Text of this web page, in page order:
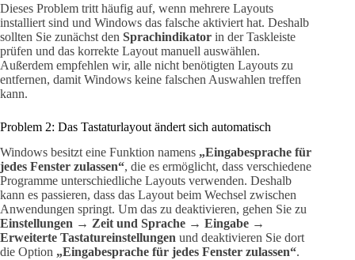
Dieses Problem tritt häufig auf, wenn mehrere Layouts
installiert sind und Windows das falsche aktiviert hat. Deshalb
sollten Sie zunächst den Sprachindikator in der Taskleiste
prüfen und das korrekte Layout manuell auswählen.
Außerdem empfehlen wir, alle nicht benötigten Layouts zu
entfernen, damit Windows keine falschen Auswahlen treffen
kann.
Problem 2: Das Tastaturlayout ändert sich automatisch
Windows besitzt eine Funktion namens „Eingabesprache für
jedes Fenster zulassen“, die es ermöglicht, dass verschiedene
Programme unterschiedliche Layouts verwenden. Deshalb
kann es passieren, dass das Layout beim Wechsel zwischen
Anwendungen springt. Um das zu deaktivieren, gehen Sie zu
Einstellungen → Zeit und Sprache → Eingabe →
Erweiterte Tastatureinstellungen und deaktivieren Sie dort
die Option „Eingabesprache für jedes Fenster zulassen“.